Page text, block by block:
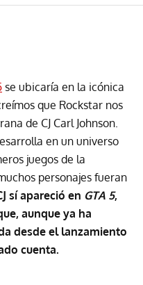
se ubicaría en la icónica
que Rockstar nos
de CJ Carl Johnson.
en un universo
juegos de la
personajes fueran
sí apareció en GTA 5,
aunque ya ha
desde el lanzamiento
cuenta.